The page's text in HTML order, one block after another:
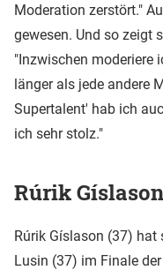
Moderation zerstört."
gewesen. Und so zeigt
"Inzwischen moderiere
länger als jede andere
Supertalent' hab ich
ich sehr stolz."
Rúrik Gíslason
Rúrik Gíslason (37)
Lusin (37) im Finale